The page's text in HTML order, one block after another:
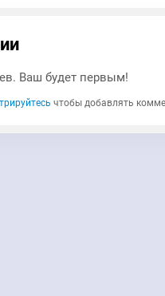
Ваш будет первым!
чтобы добавлять